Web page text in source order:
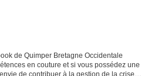
de Quimper Bretagne Occidentale
en couture et si vous possédez une
de contribuer à la gestion de la crise